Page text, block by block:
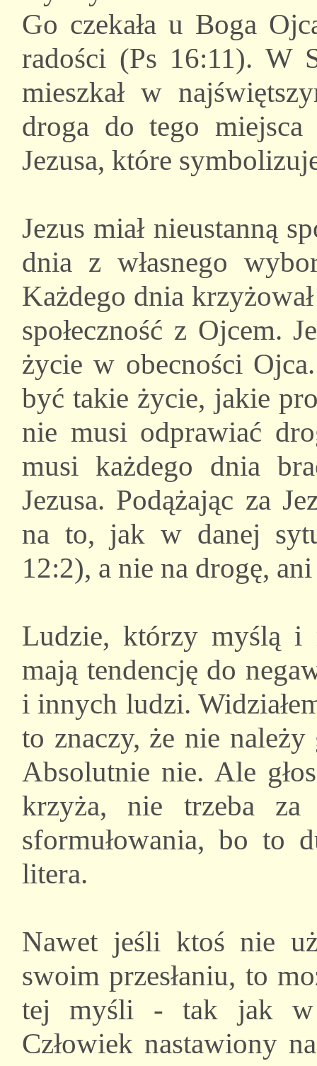
Go czekała u Boga
radości (Ps 16:11). W
mieszkał w
droga do tego miejsca
Jezusa, które
Jezus miał nieustanną
dnia z własnego
Każdego dnia
społeczność z Ojcem.
życie w obecności
być takie życie, jakie
nie musi odprawiać
musi każdego dnia
Jezusa. Podążając za
na to, jak w danej
12:2), a nie na drogę,
Ludzie, którzy myślą i
mają tendencję do
i innych ludzi.
to znaczy, że nie należy
Absolutnie nie. Ale
krzyża, nie trzeba za
sformułowania, bo to
litera.
Nawet jeśli ktoś nie
swoim przesłaniu, to
tej myśli - tak jak w
Człowiek nastawiony